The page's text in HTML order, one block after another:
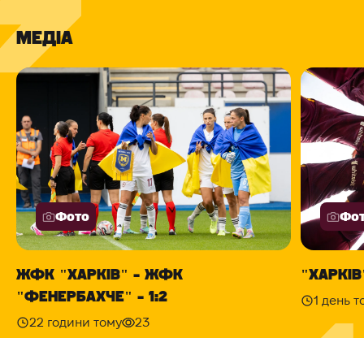
МЕДІА
Фото
ЖФК "ХАРКІВ" - ЖФК
"ФЕНЕРБАХЧЕ" - 1:2
22 години тому 23
1 день